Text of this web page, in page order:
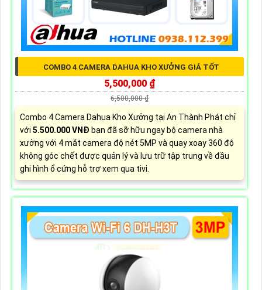
COMBO 4 CAMERA DAHUA KHO XƯỞNG GIÁ TỐT
5,500,000 ₫
6,500,000 ₫
Combo 4 Camera Dahua Kho Xưởng tại An Thành Phát chỉ
với 5.500.000 VNĐ bạn đã sỡ hữu ngay bộ camera nhà
xưởng với 4 mắt camera độ nét 5MP và quay xoay 360 độ
không góc chết được quản lý và lưu trữ tập trung về đầu
ghi hình ổ cứng hỗ trợ xem qua tivi.